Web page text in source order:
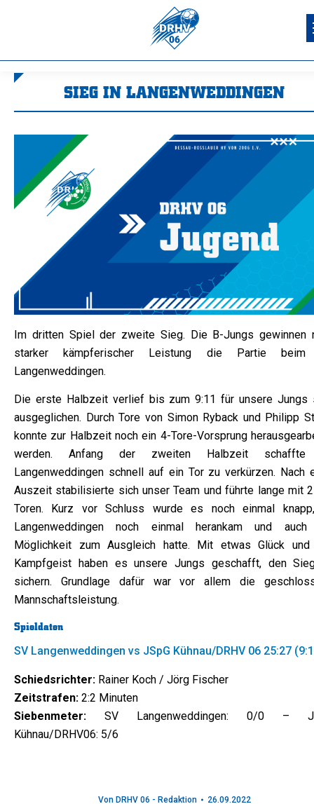
SIEG IN LANGENWEDDINGEN
Im dritten Spiel der zweite Sieg. Die B-Jungs gewinnen
starker kämpferischer Leistung die Partie beim
Langenweddingen.
Die erste Halbzeit verlief bis zum 9:11 für unsere Jungs
ausgeglichen. Durch Tore von Simon Ryback und Philipp
konnte zur Halbzeit noch ein 4-Tore-Vorsprung
werden. Anfang der zweiten Halbzeit
Langenweddingen schnell auf ein Tor zu verkürzen. Nach
Auszeit stabilisierte sich unser Team und führte lange mit
Toren. Kurz vor Schluss wurde es noch einmal
Langenweddingen noch einmal herankam und
Möglichkeit zum Ausgleich hatte. Mit etwas Glück
Kampfgeist haben es unsere Jungs geschafft, den
sichern. Grundlage dafür war vor allem die
Mannschaftsleistung.
Spieldaten
SV Langenweddingen vs JSpG Kühnau/DRHV 06 25:27
Schiedsrichter: Rainer Koch / Jörg Fischer
Zeitstrafen: 2:2 Minuten
Siebenmeter: SV Langenweddingen: 0/0 –
Kühnau/DRHV06: 5/6
Von DRHV 06 - Redaktion 26.09.2022